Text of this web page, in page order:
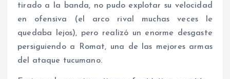
tirado a la banda, no pudo explotar su velocidad
en ofensiva (el arco rival muchas veces le
quedaba lejos), pero realizó un enorme desgaste
persiguiendo a Romat, una de las mejores armas
del ataque tucumano.